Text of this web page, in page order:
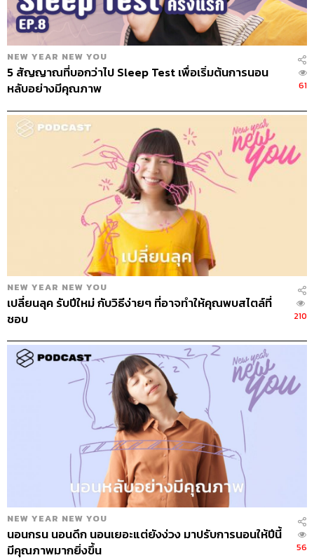
ร้านสะดวกซื้อ
97
NEW YEAR NEW YOU
5 สัญญาณที่บอกว่าไป Sleep Test เพื่อเริ่มต้นการนอน
หลับอย่างมีคุณภาพ
61
NEW YEAR NEW YOU
เปลี่ยนลุค รับปีใหม่ กับวิธีง่ายๆ ที่อาจทำให้คุณพบสไตล์ที่
ชอบ
210
NEW YEAR NEW YOU
นอนกรน นอนดึก นอนเยอะแต่ยังง่วง มาปรับการนอนให้ปีนี้
มีคุณภาพมากยิ่งขึ้น
56